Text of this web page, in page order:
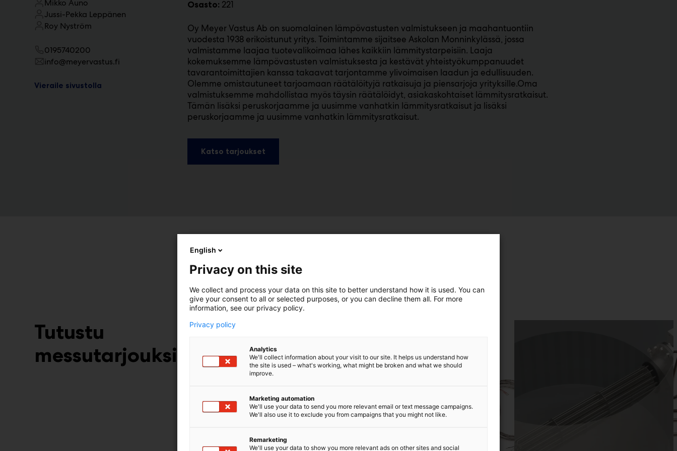
Mikko Auno
Jussi-Pekka Leppänen
Roy Nyström
0195740200
info@meyervastus.fi
Vieraile sivustolla
m
:
Osasto: 221
Oy Meyer Vastus Ab on suomalainen lämpövastusten valmistukseen ja maahantuontiin
vuodesta 1938 erikoistunut yritys. Toimintamme sijaitsee Askolan Monninkylässä, jossa
valmistamme laajaa tuotevalikoimaa lähes kaikkiin lämmitystarpeisiin. Laaja
kokemuksemme lämpövastusten valmistuksesta ja kestävät yhteistyökumppanuudet
tavarantoimittajien kanssa takaavat tarjontamme ylivoimaisen laadun ja edullisuuden.
Olemme omistautuneet tarjoamaan räätälöityjä ratkaisuja ja piensarjoja yrityksille.Oma
valmistuksemme mahdollistaa myös täysin räätälöidyt, asiakaskohtaiset lämmitysratkaisut.
Tämän lisäksi peruskorjaamme ja uusimme vanhatkin lämmitysratkaisut ja lisäksi
peruskorjaamme ja uusimme vanhatkin lämmitysratkaisut.
Katso tarjoukset
Tutustu
messutarjouksiin
English
Privacy on this site
We collect and process your data on this site to better understand how it is used. You can
give your consent to all or selected purposes, or you can decline them all. For more
information, see our privacy policy.
Privacy policy
Analytics
We'll collect information about your visit to our site. It helps us understand how
the site is used – what's working, what might be broken and what we should
improve.
Marketing automation
We'll use your data to send you more relevant email or text message campaigns.
We'll also use it to exclude you from campaigns that you might not like.
Remarketing
We'll use your data to show you more relevant ads on other sites and social